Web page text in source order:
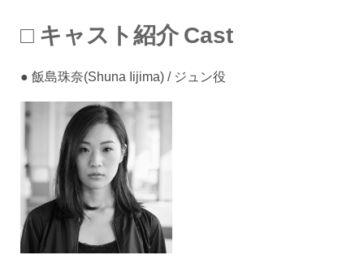
□ キャスト紹介 Cast
● 飯島珠奈(Shuna Iijima) / ジュン役